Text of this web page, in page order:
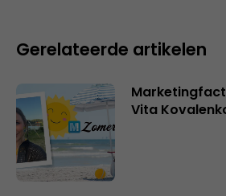
Gerelateerde artikelen
Vita